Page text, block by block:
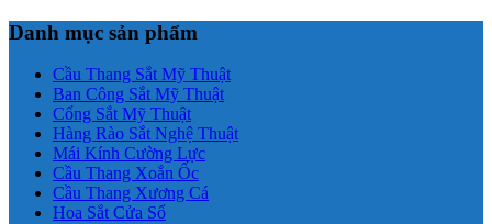
Danh mục sản phẩm
Cầu Thang Sắt Mỹ Thuật
Ban Công Sắt Mỹ Thuật
Cổng Sắt Mỹ Thuật
Hàng Rào Sắt Nghệ Thuật
Mái Kính Cường Lực
Cầu Thang Xoắn Ốc
Cầu Thang Xương Cá
Hoa Sắt Cửa Sổ